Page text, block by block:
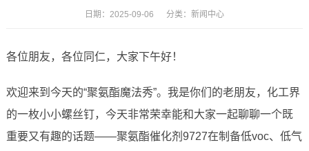
日期：2025-09-06 分类： 新闻中心
各位朋友，各位同仁，大家下午好！
欢迎来到今天的“聚氨酯魔法秀”。我是你们的老朋友，化工界
的一枚小小螺丝钉，今天非常荣幸能和大家一起聊聊一个既
重要又有趣的话题——聚氨酯催化剂9727在制备低voc、低气